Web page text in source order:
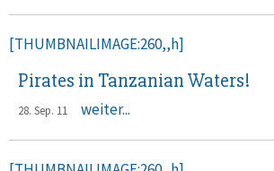
[THUMBNAILIMAGE:260,,h]
Pirates in Tanzanian Waters!
28. Sep. 11 weiter...